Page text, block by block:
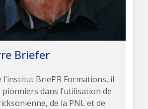
Briefer
BrieF’R Formations, il
pionniers dans l’utilisation de
de la PNL et de